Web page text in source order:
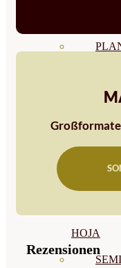
VER
HOJA
Rezensionen